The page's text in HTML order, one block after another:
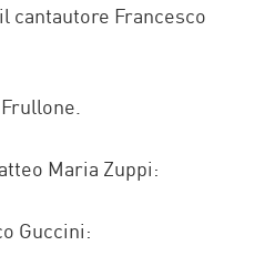
cantautore Francesco
Maria Zuppi:
Guccini: